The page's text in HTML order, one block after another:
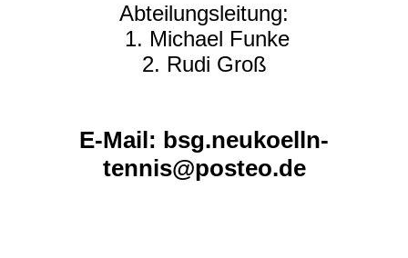
Abteilungsleitung:
1. Michael Funke
2. Rudi Groß
E-Mail: bsg.neukoelln-
tennis@posteo.de